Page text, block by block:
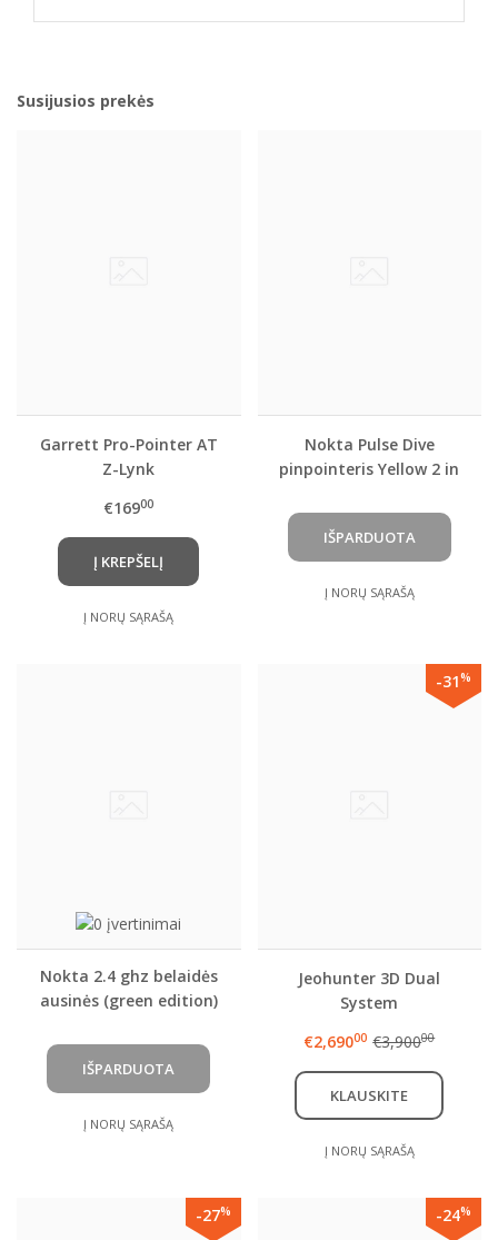
Susijusios prekės
Garrett Pro-Pointer AT
Z-Lynk
€16900
Į KREPŠELĮ
Į NORŲ SĄRAŠĄ
Nokta Pulse Dive
pinpointeris Yellow 2 in
Į NORŲ SĄRAŠĄ
Nokta 2.4 ghz belaidės
ausinės (green edition)
Į NORŲ SĄRAŠĄ
-31%
Jeohunter 3D Dual
System
€2,69000 €3,90000
KLAUSKITE
Į NORŲ SĄRAŠĄ
-27% -24%